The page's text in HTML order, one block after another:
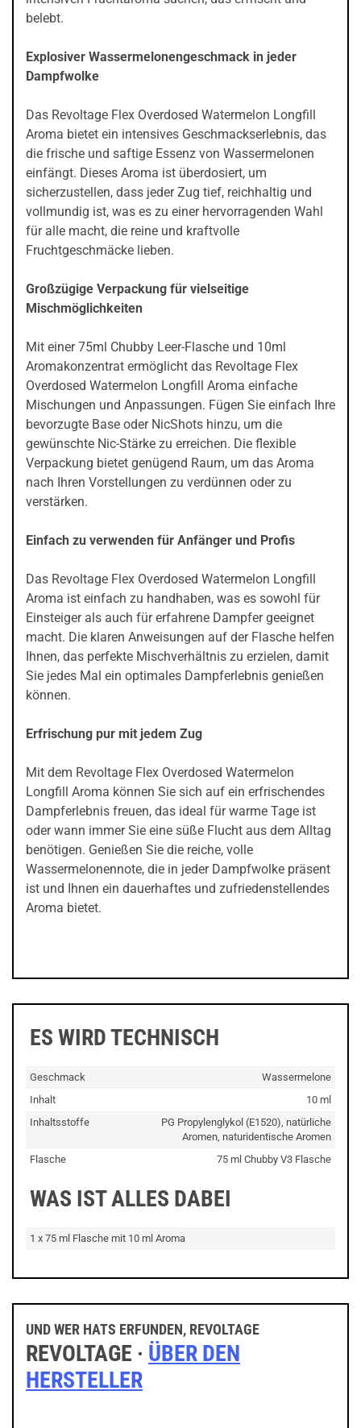
belebt.
Explosiver Wassermelonengeschmack in jeder
Dampfwolke
Das Revoltage Flex Overdosed Watermelon Longfill
Aroma bietet ein intensives Geschmackserlebnis, das
die frische und saftige Essenz von Wassermelonen
einfängt. Dieses Aroma ist überdosiert, um
sicherzustellen, dass jeder Zug tief, reichhaltig und
vollmundig ist, was es zu einer hervorragenden Wahl
für alle macht, die reine und kraftvolle
Fruchtgeschmäcke lieben.
Großzügige Verpackung für vielseitige
Mischmöglichkeiten
Mit einer 75ml Chubby Leer-Flasche und 10ml
Aromakonzentrat ermöglicht das Revoltage Flex
Overdosed Watermelon Longfill Aroma einfache
Mischungen und Anpassungen. Fügen Sie einfach Ihre
bevorzugte Base oder NicShots hinzu, um die
gewünschte Nic-Stärke zu erreichen. Die flexible
Verpackung bietet genügend Raum, um das Aroma
nach Ihren Vorstellungen zu verdünnen oder zu
verstärken.
Einfach zu verwenden für Anfänger und Profis
Das Revoltage Flex Overdosed Watermelon Longfill
Aroma ist einfach zu handhaben, was es sowohl für
Einsteiger als auch für erfahrene Dampfer geeignet
macht. Die klaren Anweisungen auf der Flasche helfen
Ihnen, das perfekte Mischverhältnis zu erzielen, damit
Sie jedes Mal ein optimales Dampferlebnis genießen
können.
Erfrischung pur mit jedem Zug
Mit dem Revoltage Flex Overdosed Watermelon
Longfill Aroma können Sie sich auf ein erfrischendes
Dampferlebnis freuen, das ideal für warme Tage ist
oder wann immer Sie eine süße Flucht aus dem Alltag
benötigen. Genießen Sie die reiche, volle
Wassermelonennote, die in jeder Dampfwolke präsent
ist und Ihnen ein dauerhaftes und zufriedenstellendes
Aroma bietet.
ES WIRD TECHNISCH
Geschmack
Wassermelone
Inhalt
10 ml
Inhaltsstoffe
PG Propylenglykol (E1520), natürliche
Aromen, naturidentische Aromen
Flasche
75 ml Chubby V3 Flasche
WAS IST ALLES DABEI
1 x 75 ml Flasche mit 10 ml Aroma
UND WER HATS ERFUNDEN, REVOLTAGE
REVOLTAGE · ÜBER DEN
HERSTELLER